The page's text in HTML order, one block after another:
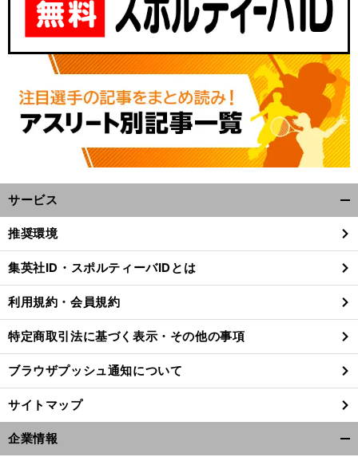
サービス
閉
る
推奨環境
集英社ID・スポルティーバIDとは
利用規約・会員規約
特定商取引法に基づく表示・その他の事項
ブラウザプッシュ通知について
サイトマップ
企業情報